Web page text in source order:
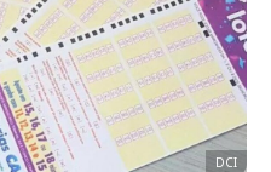
DCI